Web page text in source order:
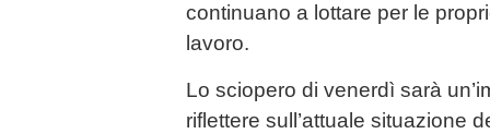
continuano a lottare per le
lavoro.
Lo sciopero di venerdì sarà
riflettere sull’attuale situazione